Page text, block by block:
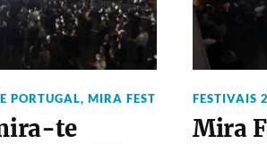
PORTUGAL, MIRA FEST
te
FESTIVAIS
Mira